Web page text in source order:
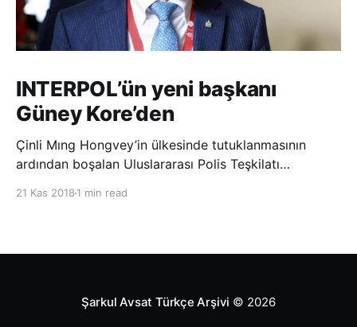
INTERPOL’ün yeni başkanı
Güney Kore’den
Çinli Mıng Hongvey’in ülkesinde tutuklanmasının
ardından boşalan Uluslararası Polis Teşkilatı
21 Kas 2018 1 min read
Şarkul Avsat Türkçe Arşivi © 2026